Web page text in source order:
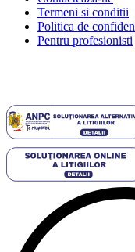
Termeni si conditii
Politica de
Pentru profesionisti